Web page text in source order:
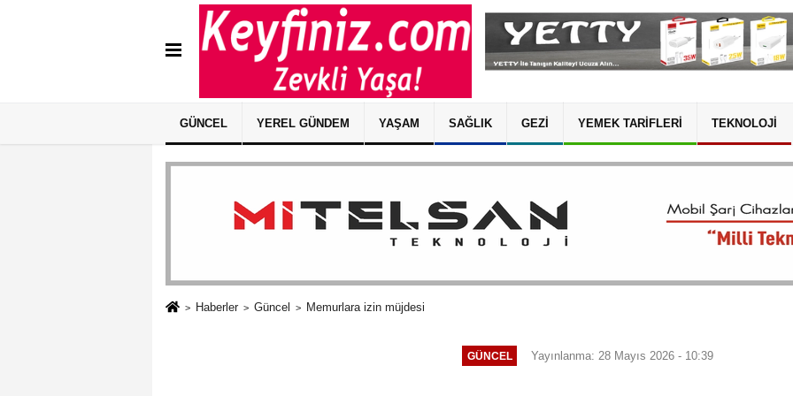
GÜNCEL YEREL GÜNDEM YAŞAM SAĞLIK GEZI YEMEK TARIFLERI TEKNOLOJI
Haberler Güncel Memurlara izin müjdesi
GÜNCEL Yayınlanma: 28 Mayıs 2026 - 10:39